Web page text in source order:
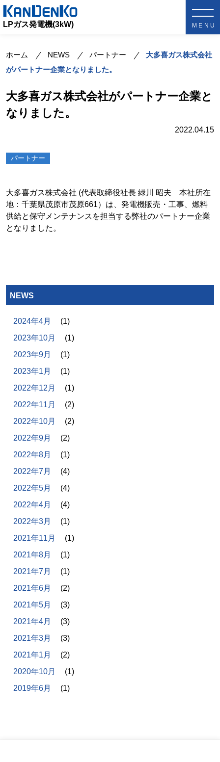
LPガス発電機(3kW)
ホーム NEWS パートナー
大多喜ガス株式会社
がパートナー企業となりました。
大多喜ガス株式会社がパートナー企業と
なりました。
2022.04.15
パートナー
大多喜ガス株式会社 (代表取締役社長 緑川 昭夫 本社所在
地：千葉県茂原市茂原661）は、発電機販売・工事、燃料
供給と保守メンテナンスを担当する弊社のパートナー企業
となりました。
NEWS
2024年4月
(1)
2023年10月
(1)
2023年9月
(1)
2023年1月
(1)
2022年12月
(1)
2022年11月
(2)
2022年10月
(2)
2022年9月
(2)
2022年8月
(1)
2022年7月
(4)
2022年5月
(4)
2022年4月
(4)
2022年3月
(1)
2021年11月
(1)
2021年8月
(1)
2021年7月
(1)
2021年6月
(2)
2021年5月
(3)
2021年4月
(3)
2021年3月
(3)
2021年1月
(2)
2020年10月
(1)
2019年6月
(1)